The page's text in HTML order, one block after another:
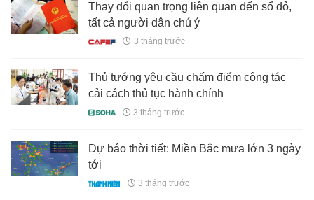
Thay đổi quan trọng liên quan đến sổ đỏ,
tất cả người dân chú ý
3 tháng trước
Thủ tướng yêu cầu chấm điểm công tác
cải cách thủ tục hành chính
3 tháng trước
Dự báo thời tiết: Miền Bắc mưa lớn 3 ngày
tới
3 tháng trước